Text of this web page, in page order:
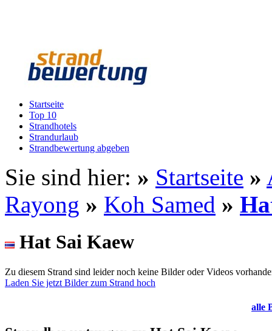
Startseite
Top 10
Strandhotels
Strandurlaub
Strandbewertung abgeben
Sie sind hier: » Startseite »
Rayong » Koh Samed »
Hat Sai Kaew
Zu diesem Strand sind leider noch keine Bilder oder Videos
Laden Sie jetzt Bilder zum Strand hoch
alle